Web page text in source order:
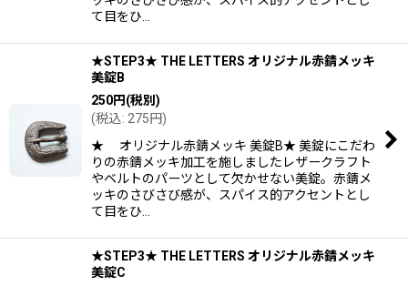
て目をひ…
★STEP3★ THE LETTERS オリジナル赤錆メッキ
美錠B
250円(税別)
(税込: 275円)
★ オリジナル赤錆メッキ 美錠B★ 美錠にこだわ
りの赤錆メッキ加工を施しましたレザークラフト
やベルトのパーツとして欠かせない美錠。赤錆メ
ッキのさびさび感が、スパイス的アクセントとし
て目をひ…
★STEP3★ THE LETTERS オリジナル赤錆メッキ
美錠C